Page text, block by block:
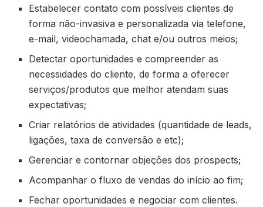
Estabelecer contato com possíveis clientes de
forma não-invasiva e personalizada via telefone,
e-mail, videochamada, chat e/ou outros meios;
Detectar oportunidades e compreender as
necessidades do cliente, de forma a oferecer
serviços/produtos que melhor atendam suas
expectativas;
Criar relatórios de atividades (quantidade de leads,
ligações, taxa de conversão e etc);
Gerenciar e contornar objeções dos prospects;
Acompanhar o fluxo de vendas do início ao fim;
Fechar oportunidades e negociar com clientes.